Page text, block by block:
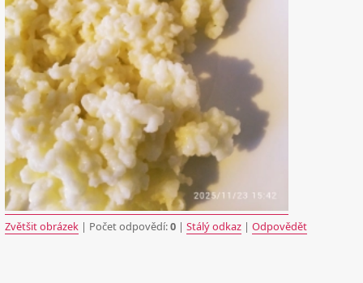
Zvětšit obrázek | Počet odpovědí:0 |Stálý odkaz |Odpovědět